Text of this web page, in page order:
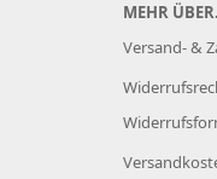
MEHR
Versand- &